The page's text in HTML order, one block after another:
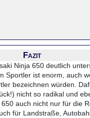
Fazit
Ninja 650 deutlich
Sportler ist enorm, auch
bezeichnen würden.
nicht so radikal und
auch nicht nur für die
für Landstraße,